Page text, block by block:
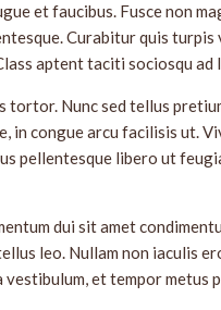
et faucibus. Fusce non
Curabitur quis
aptent taciti sociosqu
tortor. Nunc sed tellus
in congue arcu facilisis ut.
pellentesque libero ut
dui sit amet
leo. Nullam non iaculis
vestibulum, et tempor metus